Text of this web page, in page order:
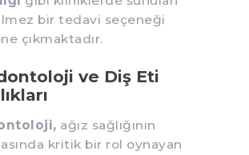
bir tedavi seçeneği
çıkmaktadır.
ve Diş Eti
ağız sağlığının
kritik bir rol oynayan